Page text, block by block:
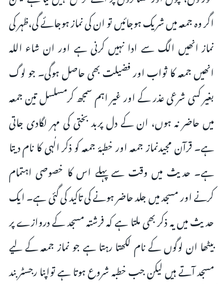
اگر وہ جمعہ میں شریک ہوجائیں تو ان کی نماز ہوجائے گی،ظہر کی
نماز انھیں الگ سے ادا نہیں کرنی ہے اور ان شاء اللہ
انھیں جمعہ کا ثواب اور فضیلت بھی حاصل ہوگی۔ جو لوگ
بغیر کسی شرعی عذر کے اور غیر اہم سمجھ کرمسلسل تین جمعہ
میں حاضر نہ ہوں، ان کے دل پربد بختی کی مہر لگادی جاتی
ہے۔ قرآن مجیدنماز جمعہ اور خطبۂ جمعہ کو ذکر الٰہی کا نام دیتا
ہے۔ حدیث میں وقت سے پہلے اس کا خصوصی اہتمام
کرنے اور مسجد میں جلد حاضر ہونے کی تاکید کی گئی ہے۔ ایک
حدیث میں یہ ذکر بھی ملتا ہے کہ فرشتہ مسجد کے دروازے پر
بیٹھا ان لوگوں کے نام لکھتا رہتا ہے جو نماز جمعہ کے لیے
مسجد آتے ہیں لیکن جب خطبہ شروع ہوتا ہے تواپنا رجسٹر بند